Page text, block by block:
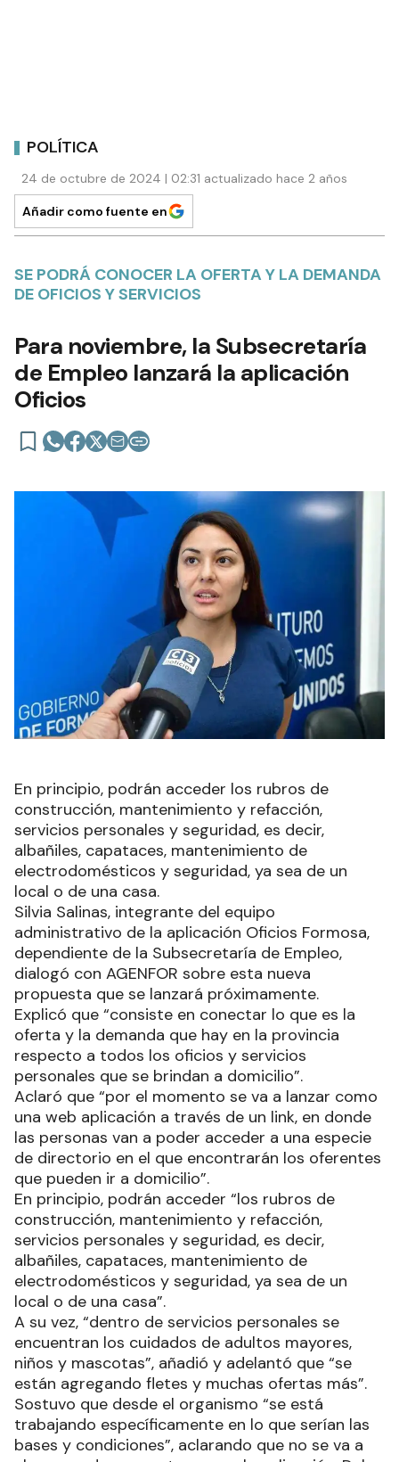
POLÍTICA
24 de octubre de 2024 | 02:31 actualizado hace 2 años
Añadir como fuente en
SE PODRÁ CONOCER LA OFERTA Y LA DEMANDA
DE OFICIOS Y SERVICIOS
Para noviembre, la Subsecretaría
de Empleo lanzará la aplicación
Oficios
En principio, podrán acceder los rubros de
construcción, mantenimiento y refacción,
servicios personales y seguridad, es decir,
albañiles, capataces, mantenimiento de
electrodomésticos y seguridad, ya sea de un
local o de una casa.
Silvia Salinas, integrante del equipo
administrativo de la aplicación Oficios Formosa,
dependiente de la Subsecretaría de Empleo,
dialogó con AGENFOR sobre esta nueva
propuesta que se lanzará próximamente.
Explicó que “consiste en conectar lo que es la
oferta y la demanda que hay en la provincia
respecto a todos los oficios y servicios
personales que se brindan a domicilio”.
Aclaró que “por el momento se va a lanzar como
una web aplicación a través de un link, en donde
las personas van a poder acceder a una especie
de directorio en el que encontrarán los oferentes
que pueden ir a domicilio”.
En principio, podrán acceder “los rubros de
construcción, mantenimiento y refacción,
servicios personales y seguridad, es decir,
albañiles, capataces, mantenimiento de
electrodomésticos y seguridad, ya sea de un
local o de una casa”.
A su vez, “dentro de servicios personales se
encuentran los cuidados de adultos mayores,
niños y mascotas”, añadió y adelantó que “se
están agregando fletes y muchas ofertas más”.
Sostuvo que desde el organismo “se está
trabajando específicamente en lo que serían las
bases y condiciones”, aclarando que no se va a